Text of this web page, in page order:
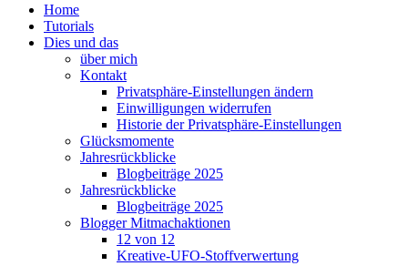
Home
Tutorials
Dies und das
über mich
Kontakt
Privatsphäre-Einstellungen ändern
Einwilligungen widerrufen
Historie der Privatsphäre-Einstellungen
Glücksmomente
Jahresrückblicke
Blogbeiträge 2025
Jahresrückblicke
Blogbeiträge 2025
Blogger Mitmachaktionen
12 von 12
Kreative-UFO-Stoffverwertung